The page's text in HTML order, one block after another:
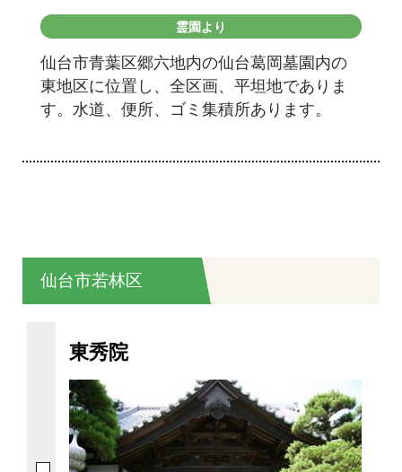
霊園より
仙台市青葉区郷六地内の仙台葛岡墓園内の
東地区に位置し、全区画、平坦地でありま
す。水道、便所、ゴミ集積所あります。
仙台市若林区
東秀院